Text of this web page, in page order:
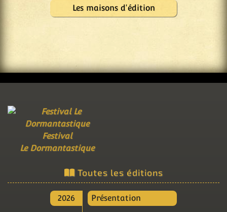
Les maisons d'édition
Festival
Le Dormantastique
Toutes les éditions
2026 Présentation